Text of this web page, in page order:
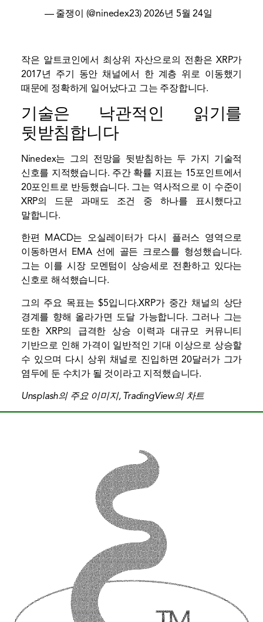
— 줄쟁이 (@ninedex23)2026년 5월 24일
작은 알트코인에서 최상위 자산으로의 전환은 XRP가
2017년 주기 동안 채널에서 한 계층 위로 이동했기
때문에 정확하게 일어났다고 그는 주장합니다.
기술은 낙관적인 읽기를
뒷받침합니다
Ninedex는 그의 전망을 뒷받침하는 두 가지 기술적
신호를 지적했습니다. 주간 확률 지표는 15포인트에서
20포인트로 반등했습니다. 그는 역사적으로 이 수준이
XRP의 드문 과매도 조건 중 하나를 표시했다고
말합니다.
한편 MACD는 오실레이터가 다시 플러스 영역으로
이동하면서 EMA 선에 골든 크로스를 형성했습니다.
그는 이를 시장 모멘텀이 상승세로 전환하고 있다는
신호로 해석했습니다.
그의 주요 목표는 $5입니다.XRP가 중간 채널의 상단
경계를 향해 올라가면 도달 가능합니다. 그러나 그는
또한 XRP의 급격한 상승 이력과 대규모 커뮤니티
기반으로 인해 가격이 일반적인 기대 이상으로 상승할
수 있으며 다시 상위 채널로 진입하면 20달러가 그가
염두에 둔 수치가 될 것이라고 지적했습니다.
Unsplash의 주요 이미지, TradingView의 차트